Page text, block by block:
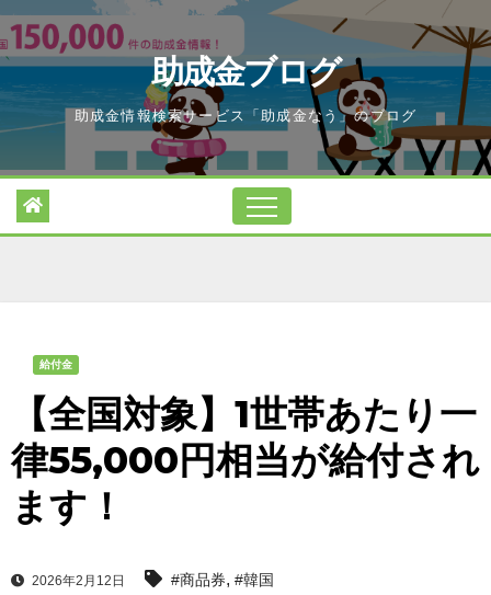
Skip
to
content
助成金ブログ
助成金情報検索サービス「助成金なう」のブログ
給付金
【全国対象】1世帯あたり一
律55,000円相当が給付され
ます！
2026年2月12日 #商品券, #韓国